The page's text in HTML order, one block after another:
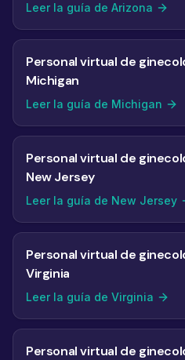
Leer la guía de Arizona
Personal virtual de
Michigan
Leer la guía de Michigan
Personal virtual de
New Jersey
Leer la guía de New Jersey
Personal virtual de
Virginia
Leer la guía de Virginia
Personal virtual de